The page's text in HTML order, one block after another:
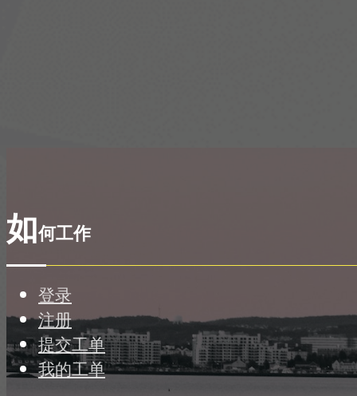
如何工作
登录
注册
提交工单
我的工单